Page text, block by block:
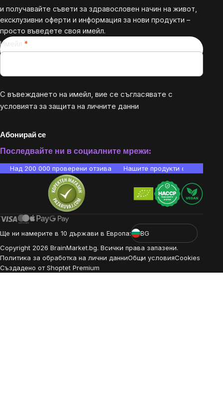
и получавайте съвети за здравословен начин на живот,
ексклузивни оферти и информация за нови продукти –
просто въведете своя имейл.
Имейл
С въвеждането на имейл, вие се съгласявате с
условията за защита на личните данни
Абонирай се
Последвайте ни в социалните мрежи:
Над 200 000 проверени отзива Нашите продукти са
Ще ни намерите в 10 държави в Европа:
BG
Copyright 2026 BrainMarket.bg. Всички права запазени.
Политика за обработка на лични данниОбщи условияCookies
Създадено от Shoptet Premium